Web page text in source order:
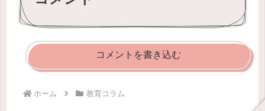
コメントを書き込む
ホーム 教育コラム